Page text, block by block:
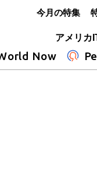
アメリカ
Now
今月の特集